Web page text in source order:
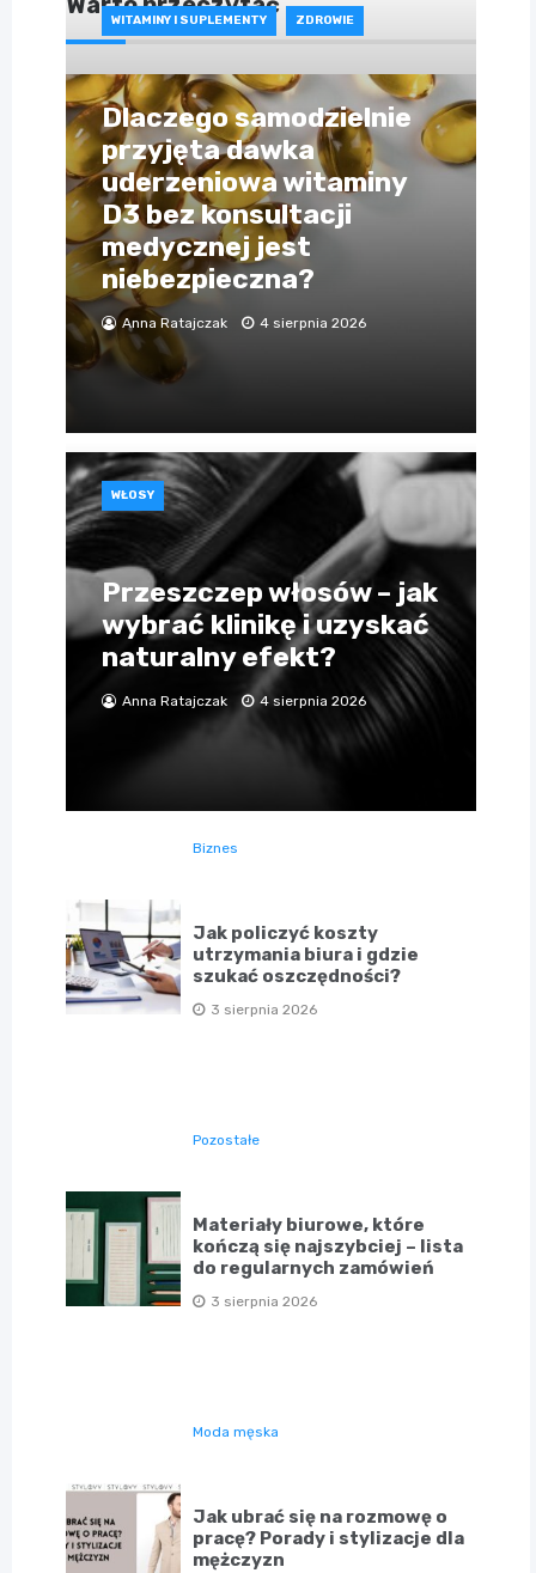
WITAMINY I SUPLEMENTY ZDROWIE
Dlaczego samodzielnie
przyjęta dawka
uderzeniowa witaminy
D3 bez konsultacji
medycznej jest
niebezpieczna?
Anna Ratajczak 4 sierpnia 2026
WŁOSY
Przeszczep włosów – jak
wybrać klinikę i uzyskać
naturalny efekt?
Anna Ratajczak 4 sierpnia 2026
Biznes
Jak policzyć koszty
utrzymania biura i gdzie
szukać oszczędności?
3 sierpnia 2026
Pozostałe
Materiały biurowe, które
kończą się najszybciej – lista
do regularnych zamówień
3 sierpnia 2026
Moda męska
Jak ubrać się na rozmowę o
pracę? Porady i stylizacje dla
mężczyzn